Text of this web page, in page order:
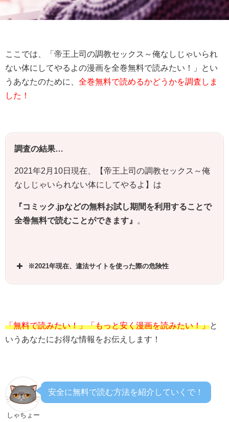
ここでは、「帝王上司の調教セックス～俺なしじゃいられ
ない体にしてやるよの漫画を全巻無料で読みたい！」とい
うあなたのために、 全巻無料で読めるかどうかを調査しま
した！
調査の結果…
2021年2月10日現在、【帝王上司の調教セックス～俺
なしじゃいられない体にしてやるよ】は
『コミック.jpなどの無料お試し期間を利用することで
全巻無料で読むことができます』
※2021年現在、違法サイトを使った際の危険性
「無料で読みたい！」「もっと安く漫画を読みたい！」と
いうあなたにお得な情報をお伝えします！
しゃちょー
安全に無料で読む方法を紹介していくで！